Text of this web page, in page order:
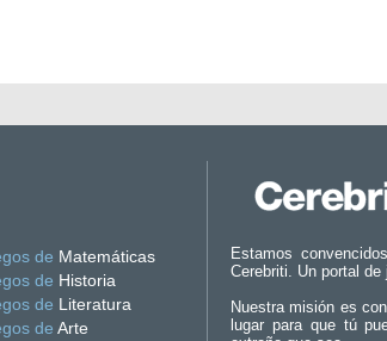
de Matemáticas
de Historia
de Literatura
de Arte
Estamos
Cerebriti. Un portal
Nuestra misión es
lugar para que tú